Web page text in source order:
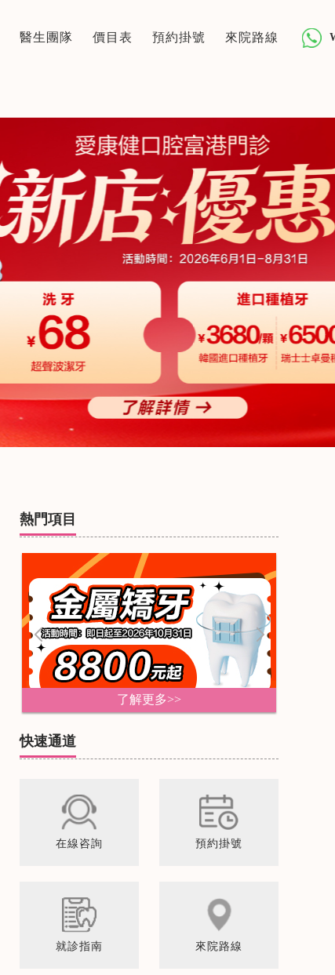
醫生團隊 價目表 預約掛號 來院路線
熱門項目
了解更多>>
快速通道
在線咨詢 預約掛號
就診指南 來院路線